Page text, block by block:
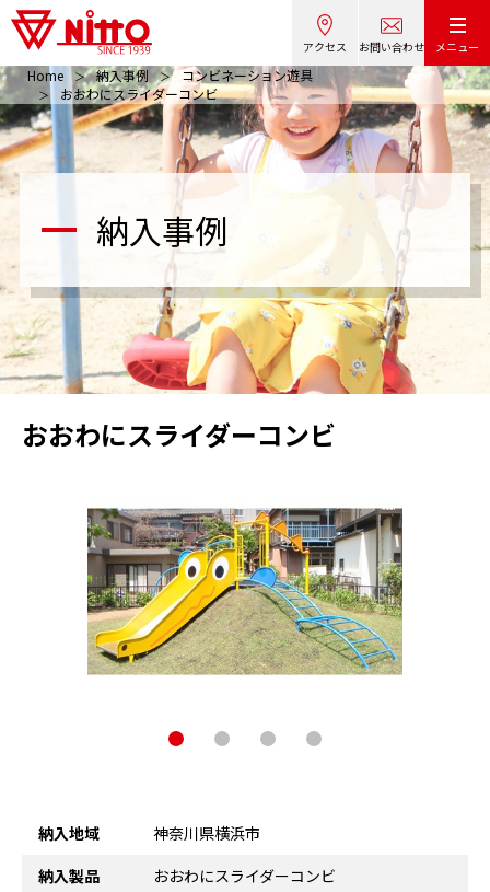
アクセス お問い合わせ メニュー
納入事例
Home 納入事例
コンビネーション遊具
おおわにスライダーコンビ
おおわにスライダーコンビ
納入地域
神奈川県横浜市
納入製品
おおわにスライダーコンビ